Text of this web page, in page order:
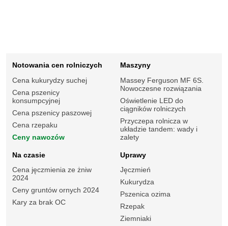
Notowania cen rolniczych
Cena kukurydzy suchej
Cena pszenicy
konsumpcyjnej
Cena pszenicy paszowej
Cena rzepaku
Ceny nawozów
Maszyny
Massey Ferguson MF 6S.
Nowoczesne rozwiązania
Oświetlenie LED do
ciągników rolniczych
Przyczepa rolnicza w
układzie tandem: wady i
zalety
Na czasie
Cena jęczmienia ze żniw
2024
Ceny gruntów ornych 2024
Kary za brak OC
Uprawy
Jęczmień
Kukurydza
Pszenica ozima
Rzepak
Ziemniaki